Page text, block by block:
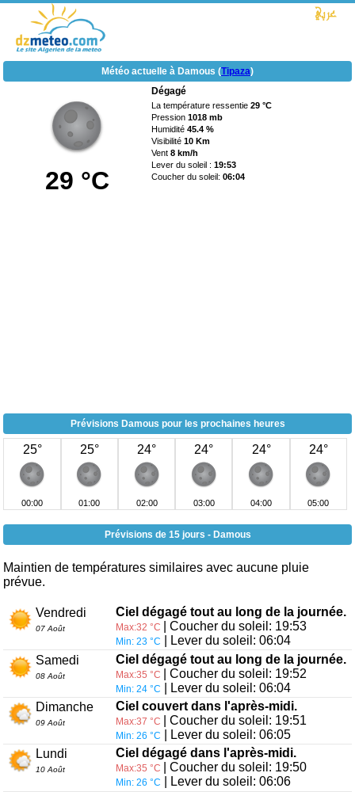
Météo actuelle à Damous (Tipaza)
29 °C
Dégagé
La température ressentie29 °C
Pression1018 mb
Humidité45.4 %
Visibilité10 Km
Vent8 km/h
Lever du soleil :19:53
Coucher du soleil:06:04
Prévisions Damous pour les prochaines heures
25°
00:00
25°
01:00
24°
02:00
24°
03:00
24°
04:00
24°
05:00
Prévisions de 15 jours - Damous
Maintien de températures similaires avec aucune pluie
prévue.
Vendredi
07 Août
Ciel dégagé tout au long de la journée.
Max:32 °C | Coucher du soleil: 19:53
Min: 23 °C
| Lever du soleil: 06:04
Samedi
08 Août
Ciel dégagé tout au long de la journée.
Max:35 °C | Coucher du soleil: 19:52
Min: 24 °C
| Lever du soleil: 06:04
Dimanche
09 Août
Ciel couvert dans l'après-midi.
Max:37 °C | Coucher du soleil: 19:51
Min: 26 °C
| Lever du soleil: 06:05
Lundi
10 Août
Ciel dégagé dans l'après-midi.
Max:35 °C | Coucher du soleil: 19:50
Min: 26 °C
| Lever du soleil: 06:06